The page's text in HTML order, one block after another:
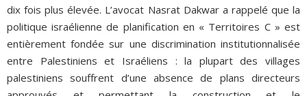
dix fois plus élevée. L’avocat Nasrat Dakwar a rappelé que la
politique israélienne de planification en « Territoires C » est
entièrement fondée sur une discrimination institutionnalisée
entre Palestiniens et Israéliens : la plupart des villages
palestiniens souffrent d’une absence de plans directeurs